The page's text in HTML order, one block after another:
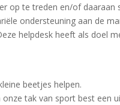
op te treden en/of daaraan
ondersteuning aan de
helpdesk heeft als doel
beetjes helpen.
tak van sport best een